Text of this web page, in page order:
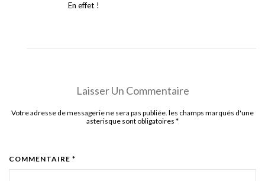
En effet !
Laisser Un Commentaire
Votre adresse de messagerie ne sera pas publiée. les champs marqués d'une
asterisque sont obligatoires *
COMMENTAIRE *